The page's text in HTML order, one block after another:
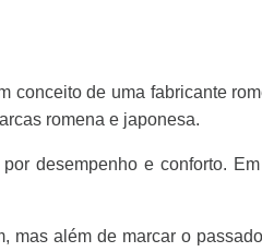
de uma fabricante
romena e japonesa.
desempenho e conforto.
além de marcar o